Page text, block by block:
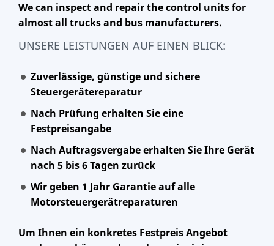
We can inspect and repair the control units for
almost all trucks and bus manufacturers.
UNSERE LEISTUNGEN AUF EINEN BLICK:
Zuverlässige, günstige und sichere
Steuergerätereparatur
Nach Prüfung erhalten Sie eine
Festpreisangabe
Nach Auftragsvergabe erhalten Sie Ihre Gerät
nach 5 bis 6 Tagen zurück
Wir geben 1 Jahr Garantie auf alle
Motorsteuergerätreparaturen
Um Ihnen ein konkretes Festpreis Angebot